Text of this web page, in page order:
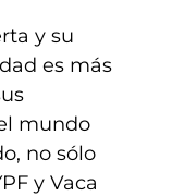
y su
es más
mundo
no sólo
y Vaca